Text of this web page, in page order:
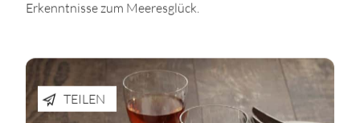
Erkenntnisse zum Meeresglück.
TEILEN